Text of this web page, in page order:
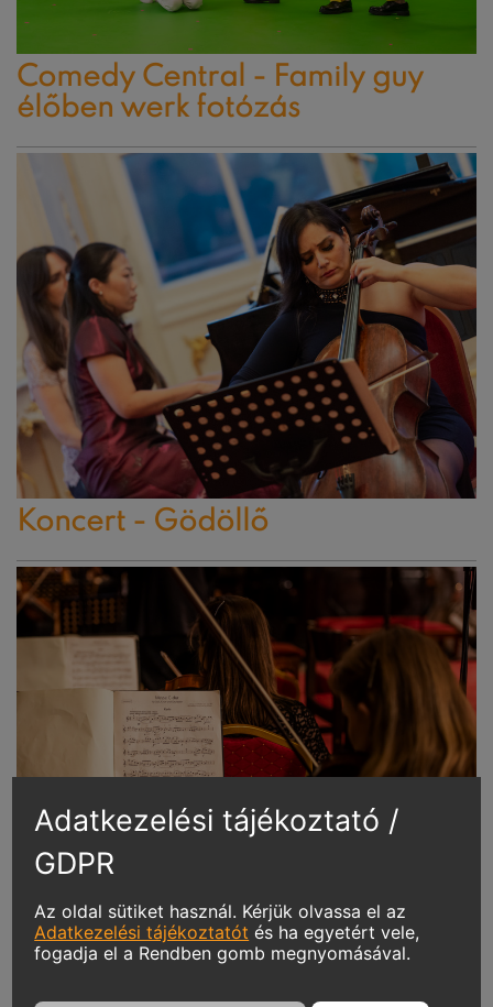
Comedy Central - Family guy
élőben werk fotózás
Koncert - Gödöllő
Beethoven Budán koncert
Adatkezelési tájékoztató /
GDPR
Az oldal sütiket használ. Kérjük olvassa el az
Adatkezelési tájékoztatót és ha egyetért vele,
fogadja el a Rendben gomb megnyomásával.